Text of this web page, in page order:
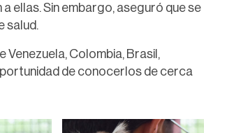
ellas. Sin embargo, aseguró que se
salud.
Venezuela, Colombia, Brasil,
de conocerlos de cerca